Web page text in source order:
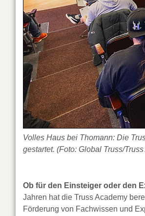
Volles Haus bei Thomann: Die
gestartet. (Foto: Global Truss/
Ob für den Einsteiger oder den
Jahren hat die Truss Academy
Förderung von Fachwissen und